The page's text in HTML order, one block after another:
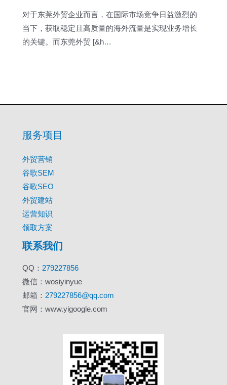
对于东莞外贸企业而言，在国际市场竞争日益激烈的
当下，获取稳定且高质量的海外流量是实现业务增长
的关键。而东莞外贸 [&h…
服务项目
外贸营销
谷歌SEM
谷歌SEO
外贸建站
运营知识
领取方案
联系我们
QQ： 279227856
微信：wosiyinyue
邮箱： 279227856@qq.com
官网：www.yigoogle.com